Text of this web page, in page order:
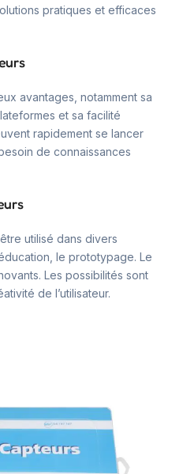
pratiques et efficaces
avantages, notamment sa
et sa facilité
rapidement se lancer
de connaissances
utilisé dans divers
le prototypage. Le
Les possibilités sont
de l’utilisateur.